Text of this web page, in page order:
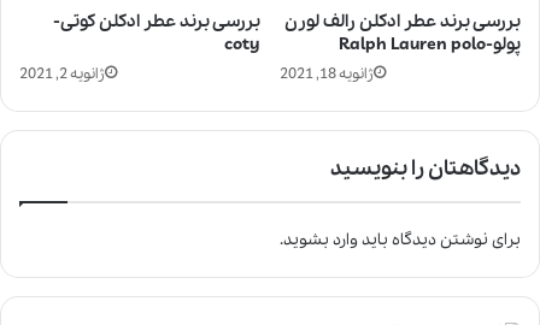
بررسی برند عطر ادکلن کوتی-
coty
ژانویه 2, 2021
بررسی برند عطر ادکلن رالف لورن
پولو-Ralph Lauren polo
ژانویه 18, 2021
دیدگاهتان را بنویسید
برای نوشتن دیدگاه بایدوارد بشوید.